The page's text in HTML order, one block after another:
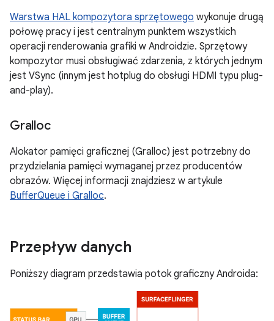
Warstwa HAL kompozytora sprzętowego wykonuje drugą
połowę pracy i jest centralnym punktem wszystkich
operacji renderowania grafiki w Androidzie. Sprzętowy
kompozytor musi obsługiwać zdarzenia, z których jednym
jest VSync (innym jest hotplug do obsługi HDMI typu plug-
and-play).
Gralloc
Alokator pamięci graficznej (Gralloc) jest potrzebny do
przydzielania pamięci wymaganej przez producentów
obrazów. Więcej informacji znajdziesz w artykule
BufferQueue i Gralloc.
Przepływ danych
Poniższy diagram przedstawia potok graficzny Androida: